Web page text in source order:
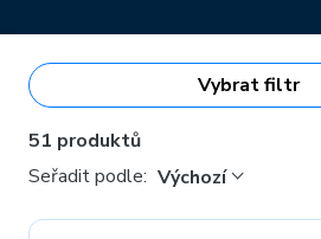
Vybrat filtr
51 produktů
Seřadit podle: Výchozí